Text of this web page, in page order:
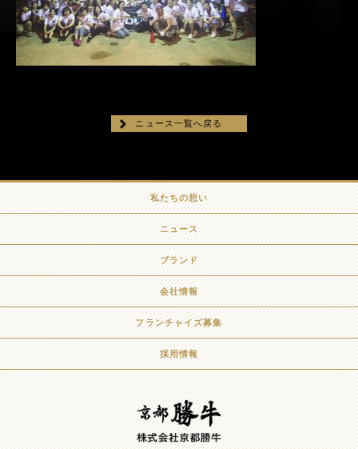
ニュース一覧へ戻る
私たちの想い
ニュース
ブランド
会社情報
フランチャイズ募集
採用情報